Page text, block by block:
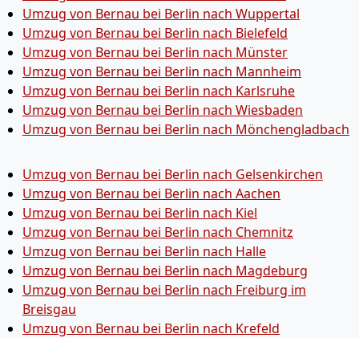
Umzug von Bernau bei Berlin nach Wuppertal
Umzug von Bernau bei Berlin nach Bielefeld
Umzug von Bernau bei Berlin nach Münster
Umzug von Bernau bei Berlin nach Mannheim
Umzug von Bernau bei Berlin nach Karlsruhe
Umzug von Bernau bei Berlin nach Wiesbaden
Umzug von Bernau bei Berlin nach Mönchen­gladbach
Umzug von Bernau bei Berlin nach Gelsenkirchen
Umzug von Bernau bei Berlin nach Aachen
Umzug von Bernau bei Berlin nach Kiel
Umzug von Bernau bei Berlin nach Chemnitz
Umzug von Bernau bei Berlin nach Halle
Umzug von Bernau bei Berlin nach Magdeburg
Umzug von Bernau bei Berlin nach Freiburg im
Breisgau
Umzug von Bernau bei Berlin nach Krefeld